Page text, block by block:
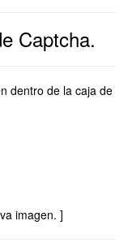
Captcha.
dentro de la caja de
imagen. ]